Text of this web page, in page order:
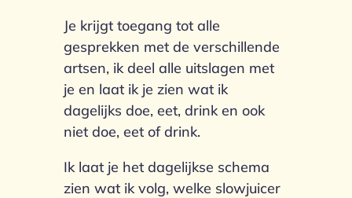
Je krijgt toegang tot alle
gesprekken met de verschillende
artsen, ik deel alle uitslagen met
je en laat ik je zien wat ik
dagelijks doe, eet, drink en ook
niet doe, eet of drink.
Ik laat je het dagelijkse schema
zien wat ik volg, welke slowjuicer